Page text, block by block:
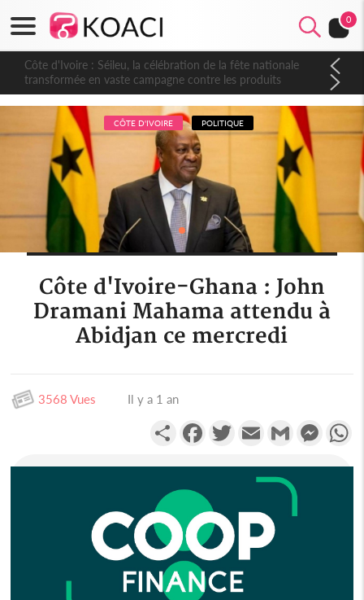
0
Côte d'Ivoire : Séileu, la célébration de la fête nationale
transformée en vaste campagne contre les produits
dépigmentants dangereux
CÔTE D'IVOIRE POLITIQUE
Côte d'Ivoire-Ghana : John
Dramani Mahama attendu à
Abidjan ce mercredi
3568 Vues Il y a 1 an
PartagerFacebookTwitterEmail Gmail